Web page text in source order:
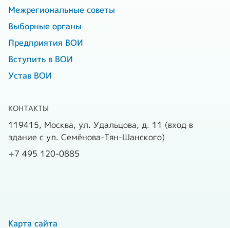
Межрегиональные советы
Выборные органы
Предприятия ВОИ
Вступить в ВОИ
Устав ВОИ
КОНТАКТЫ
119415, Москва, ул. Удальцова, д. 11 (вход в
здание с ул. Семёнова-Тян-Шанского)
+7 495 120-0885
Карта сайта